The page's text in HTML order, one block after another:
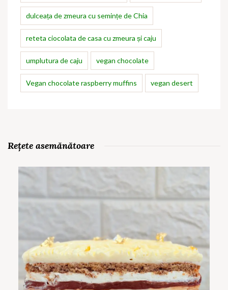
dulceața de zmeura cu semințe de Chia
reteta ciocolata de casa cu zmeura și caju
umplutura de caju vegan chocolate
Vegan chocolate raspberry muffins vegan desert
Rețete asemănătoare